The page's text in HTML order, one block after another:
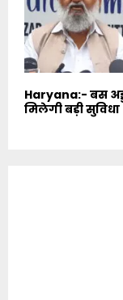
Haryana:- बस
मिलेगी बड़ी सुविधा